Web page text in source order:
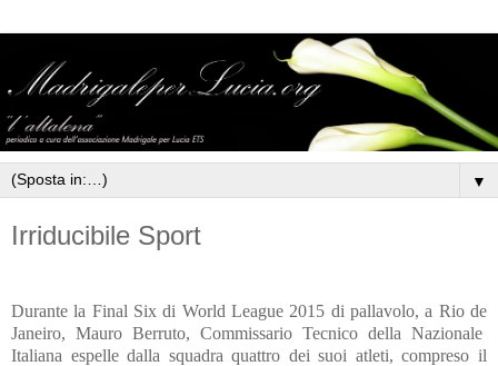
▼
Irriducibile Sport
Durante la Final Six di World League 2015 di pallavolo, a Rio de
Janeiro, Mauro Berruto, Commissario Tecnico della Nazionale
Italiana espelle dalla squadra quattro dei suoi atleti, compreso il